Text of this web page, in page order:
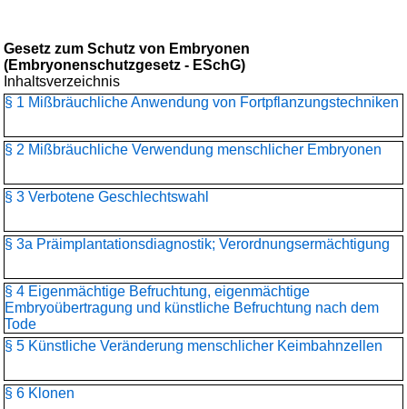
Gesetz zum Schutz von Embryonen
(Embryonenschutzgesetz - ESchG)
Inhaltsverzeichnis
§ 1 Mißbräuchliche Anwendung von Fortpflanzungstechniken
§ 2 Mißbräuchliche Verwendung menschlicher Embryonen
§ 3 Verbotene Geschlechtswahl
§ 3a Präimplantationsdiagnostik; Verordnungsermächtigung
§ 4 Eigenmächtige Befruchtung, eigenmächtige
Embryoübertragung und künstliche Befruchtung nach dem
Tode
§ 5 Künstliche Veränderung menschlicher Keimbahnzellen
§ 6 Klonen